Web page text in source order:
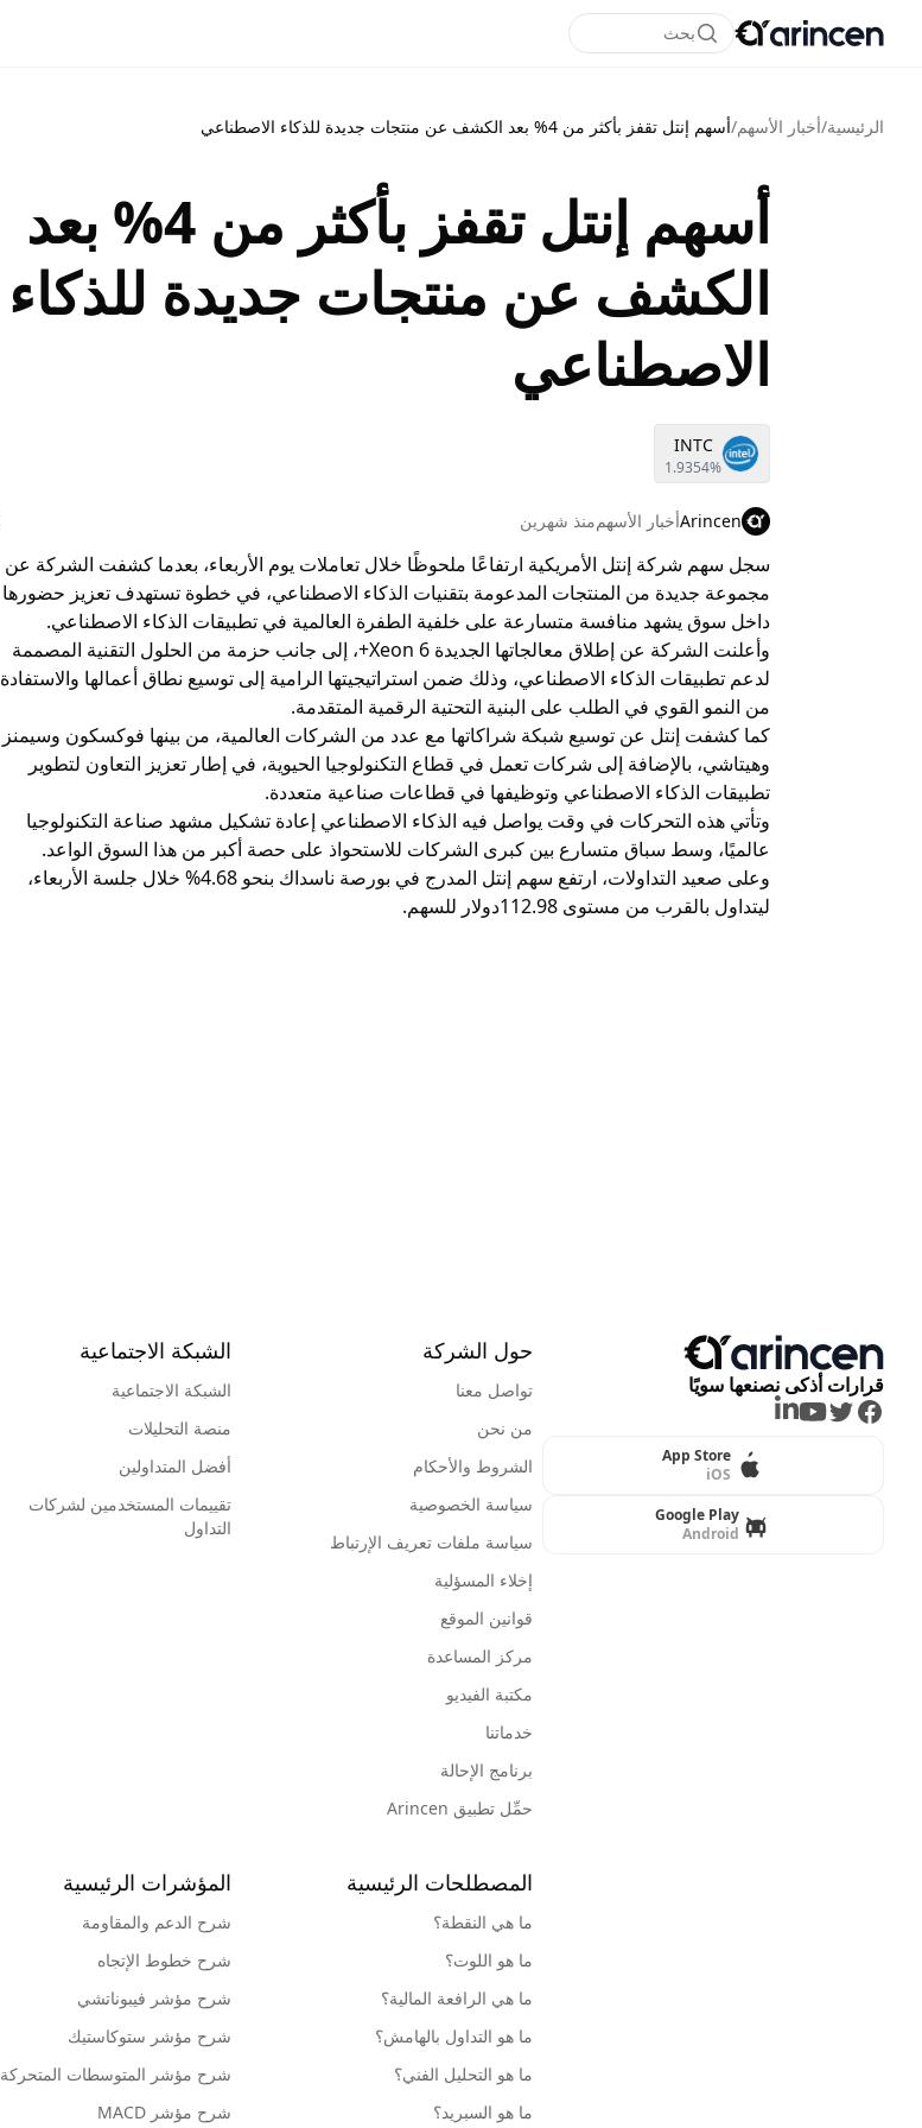
بحث
الرئيسية/أخبار الأسهم/أسهم إنتل تقفز بأكثر من 4% بعد الكشف عن منتجات جديدة للذكاء الاصطناعي
أسهم إنتل تقفز بأكثر من 4% بعد
الكشف عن منتجات جديدة للذكاء
الاصطناعي
INTC
1.9354%
Arincenأخبار الأسهممنذ شهرين
سجل سهم شركة إنتل الأمريكية ارتفاعًا ملحوظًا خلال تعاملات يوم الأربعاء، بعدما كشفت الشركة عن
مجموعة جديدة من المنتجات المدعومة بتقنيات الذكاء الاصطناعي، في خطوة تستهدف تعزيز حضورها
داخل سوق يشهد منافسة متسارعة على خلفية الطفرة العالمية في تطبيقات الذكاء الاصطناعي.
وأعلنت الشركة عن إطلاق معالجاتها الجديدة Xeon 6+، إلى جانب حزمة من الحلول التقنية المصممة
لدعم تطبيقات الذكاء الاصطناعي، وذلك ضمن استراتيجيتها الرامية إلى توسيع نطاق أعمالها والاستفادة
من النمو القوي في الطلب على البنية التحتية الرقمية المتقدمة.
كما كشفت إنتل عن توسيع شبكة شراكاتها مع عدد من الشركات العالمية، من بينها فوكسكون وسيمنز
وهيتاشي، بالإضافة إلى شركات تعمل في قطاع التكنولوجيا الحيوية، في إطار تعزيز التعاون لتطوير
تطبيقات الذكاء الاصطناعي وتوظيفها في قطاعات صناعية متعددة.
وتأتي هذه التحركات في وقت يواصل فيه الذكاء الاصطناعي إعادة تشكيل مشهد صناعة التكنولوجيا
عالميًا، وسط سباق متسارع بين كبرى الشركات للاستحواذ على حصة أكبر من هذا السوق الواعد.
وعلى صعيد التداولات، ارتفع سهم إنتل المدرج في بورصة ناسداك بنحو 4.68% خلال جلسة الأربعاء،
ليتداول بالقرب من مستوى 112.98دولار للسهم.
قرارات أذكى نصنعها سويًا
Facebook
Twitter
Youtube
LinkedIn
App Store
iOS
Google Play
Android
حول الشركة
تواصل معنا
من نحن
الشروط والأحكام
سياسة الخصوصية
سياسة ملفات تعريف الإرتباط
إخلاء المسؤلية
قوانين الموقع
مركز المساعدة
مكتبة الفيديو
خدماتنا
برنامج الإحالة
حمِّل تطبيق Arincen
الشبكة الاجتماعية
الشبكة الاجتماعية
منصة التحليلات
أفضل المتداولين
تقييمات المستخدمين لشركات
التداول
المصطلحات الرئيسية
ما هي النقطة؟
ما هو اللوت؟
ما هي الرافعة المالية؟
ما هو التداول بالهامش؟
ما هو التحليل الفني؟
ما هو السبريد؟
المؤشرات الرئيسية
شرح الدعم والمقاومة
شرح خطوط الإتجاه
شرح مؤشر فيبوناتشي
شرح مؤشر ستوكاستيك
شرح مؤشر المتوسطات المتحركة
شرح مؤشر MACD